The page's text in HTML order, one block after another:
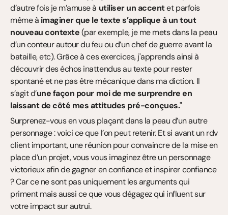
d’autre fois je m’amuse à utiliser un accent et parfois
même à imaginer que le texte s’applique à un tout
nouveau contexte (par exemple, je me mets dans la peau
d’un conteur autour du feu ou d’un chef de guerre avant la
bataille, etc). Grâce à ces exercices, j'apprends ainsi à
découvrir des échos inattendus au texte pour rester
spontané et ne pas être mécanique dans ma diction. Il
s’agit d’une façon pour moi de me surprendre en
laissant de côté mes attitudes pré-conçues."
Surprenez-vous en vous plaçant dans la peau d’un autre
personnage : voici ce que l’on peut retenir. Et si avant un rdv
client important, une réunion pour convaincre de la mise en
place d’un projet, vous vous imaginez être un personnage
victorieux afin de gagner en confiance et inspirer confiance
? Car ce ne sont pas uniquement les arguments qui
priment mais aussi ce que vous dégagez qui influent sur
votre impact sur autrui.